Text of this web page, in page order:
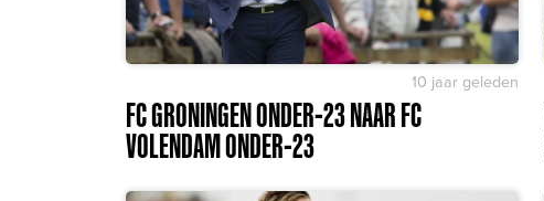
10 jaar geleden
FC GRONINGEN ONDER-23 NAAR FC
VOLENDAM ONDER-23